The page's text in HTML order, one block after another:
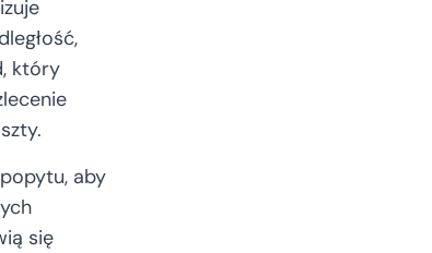
który
aby
się